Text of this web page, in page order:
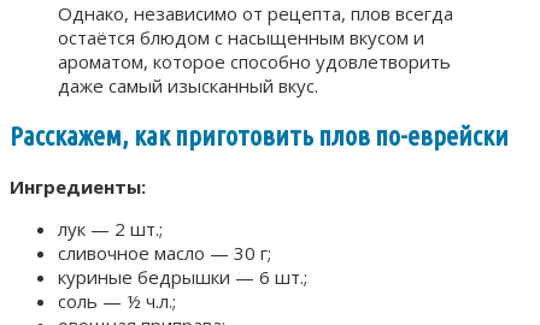
Однако, независимо от рецепта, плов всегда
остаётся блюдом с насыщенным вкусом и
ароматом, которое способно удовлетворить
даже самый изысканный вкус.
Расскажем, как приготовить плов по-еврейски
Ингредиенты:
лук — 2 шт.;
сливочное масло — 30 г;
куриные бедрышки — 6 шт.;
соль — ½ ч.л.;